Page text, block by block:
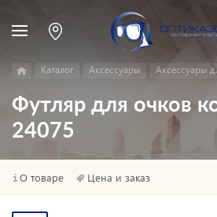
Каталог Аксессуары Аксессуары
Футляр для очков
24075
О товаре Цена и заказ